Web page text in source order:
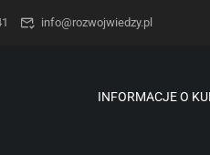
info@rozwojwiedzy.pl
INFORMACJE O